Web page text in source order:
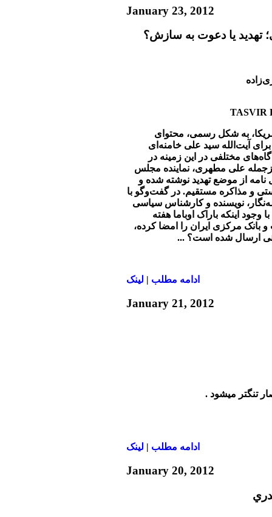
January 23, 2012
تهدید یا دعوت به سازش؟
به شکل رسمی، محتوای
برای آیت‌الله سید علی خامنه‌ای
مختلفی در این‏ زمینه در
علی مطهری، نماینده مجلس
از موضع تهدید نوشته شده و
و مذاکره‏ مستقیم. در گفت‌وگو با
نویسنده و کارشناس سیاسی
وجود این‏که باراک اوباما هفته‏
مرکزی ایران را امضا کرده،
ارسال شده است؟ ...
ادامه مطلب | لينک
January 21, 2012
ادامه مطلب | لينک
January 20, 2012